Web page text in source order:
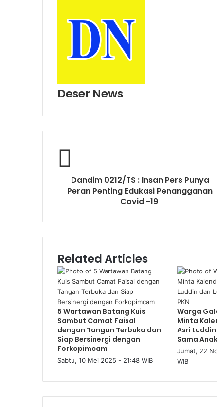
Deser News
e
e
Dandim 0212/TS : Insan Pers Punya
Peran Penting Edukasi Penangganan
Covid -19
Related Articles
5 Wartawan Batang Kuis
Sambut Camat Faisal
dengan Tangan Terbuka dan
Siap Bersinergi dengan
Forkopimcam
Sabtu, 10 Mei 2025 - 21:48 WIB
Warga
Minta
Asri
Sama
Jumat, 22
WIB